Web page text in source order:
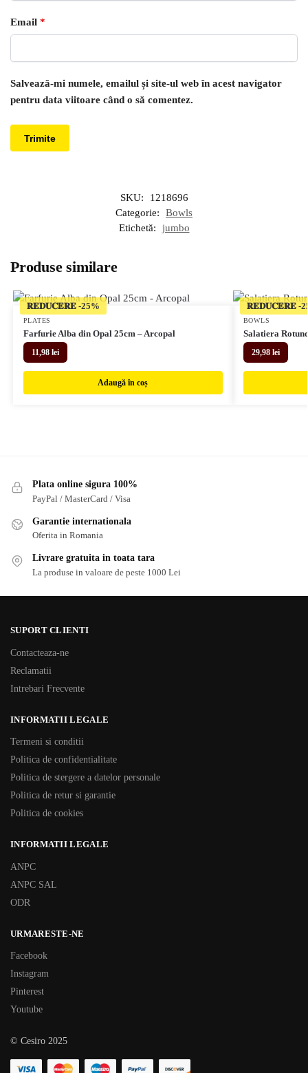
Email *
Salvează-mi numele, emailul și site-ul web în acest navigator
pentru data viitoare când o să comentez.
SKU:
1218696
Categorie:
Bowls
Etichetă:
jumbo
Produse similare
𝐑𝐄𝐃𝐔𝐂𝐄𝐑𝐄
PLATES
Farfurie Alba din Opal 25cm – Arcopal
11,98 lei
Adaugă în coș
𝐑𝐄𝐃𝐔𝐂𝐄𝐑𝐄
BOWLS
Salatiera
29,98 lei
Plata online sigura 100%
PayPal / MasterCard / Visa
Garantie internationala
Oferita in Romania
Livrare gratuita in toata tara
La produse in valoare de peste 1000 Lei
SUPORT CLIENTI
Contacteaza-ne
Reclamatii
Intrebari Frecvente
INFORMATII LEGALE
Termeni si conditii
Politica de confidentialitate
Politica de stergere a datelor personale
Politica de retur si garantie
Politica de cookies
INFORMATII LEGALE
ANPC
ANPC SAL
ODR
URMARESTE-NE
Facebook
Instagram
Pinterest
Youtube
© Cesiro 2025